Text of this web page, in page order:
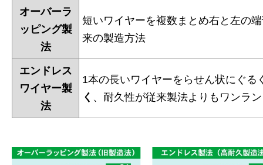
オーバーラ
ッピング製
法
短いワイヤーを複数まとめ右と左の
来の製造方法
エンドレス
ワイヤー製
法
1本の長いワイヤーをらせん状にぐる
く 、耐久性が従来製法よりもワンラ